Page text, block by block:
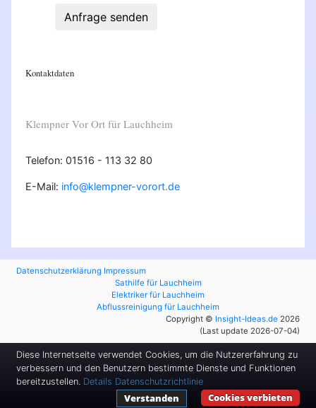
Anfrage senden
Kontaktdaten
Klempner Vor Ort für Lauchheim
Telefon: 01516 - 113 32 80
E-Mail: info@klempner-vorort.de
Datenschutzerklärung Impressum
Sathilfe für Lauchheim
Elektriker für Lauchheim
Abflussreinigung für Lauchheim
Copyright © Insight-Ideas.de 2026
(Last update 2026-07-04)
Diese Internetseite verwendet Cookies, um die Nutzererfahrung zu
verbessern und den Benutzern bestimmte Dienste und Funktionen
bereitzustellen. Details Datenschutzrichtlinie
Cookies verbieten
Verstanden